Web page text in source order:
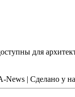
для
| Сделано у